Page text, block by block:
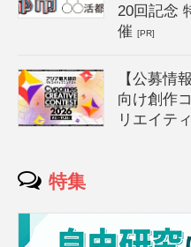
20回記念
催[PR]
【公募情
向け創作
リエイテ
特集